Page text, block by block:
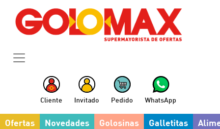
Cliente Invitado Pedido WhatsApp
Ofertas Novedades Golosinas Galletitas